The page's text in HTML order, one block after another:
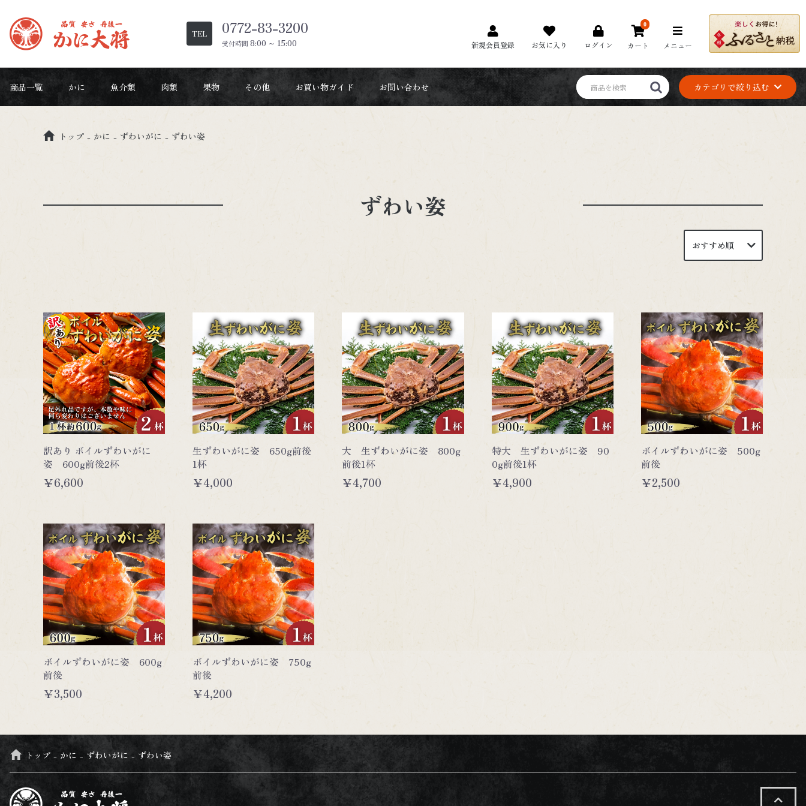
TEL 0772-83-3200
受付時間 8:00 ~ 15:00 新規会員登録 お気に入り ログイン
0
カート メニュー
商品一覧 かに 魚介類 肉類 果物 その他 お買い物ガイド お問い合わせ カテゴリで絞り込む
すべての商品を表示
トップ かに ずわいがに ずわい姿
ずわい姿
訳あり ボイルずわいがに
姿 600g前後2杯
￥6,600
生ずわいがに姿 650g前後
1杯
￥4,000
大 生ずわいがに姿 800g
前後1杯
￥4,700
特大 生ずわいがに姿 90
0g前後1杯
￥4,900
ボイルずわいがに姿 500g
前後
￥2,500
ボイルずわいがに姿 600g
前後
￥3,500
ボイルずわいがに姿 750g
前後
￥4,200
トップ かに ずわいがに ずわい姿